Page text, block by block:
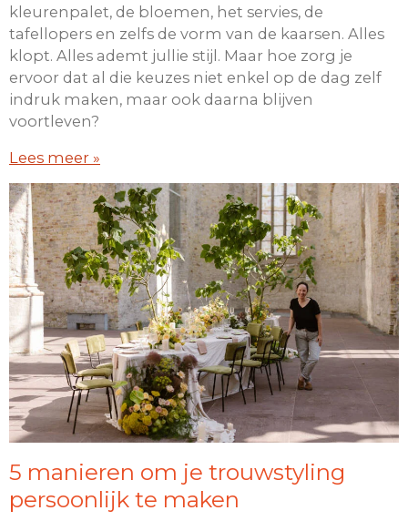
kleurenpalet, de bloemen, het servies, de
tafellopers en zelfs de vorm van de kaarsen. Alles
klopt. Alles ademt jullie stijl. Maar hoe zorg je
ervoor dat al die keuzes niet enkel op de dag zelf
indruk maken, maar ook daarna blijven
voortleven?
Lees meer »
5 manieren om je trouwstyling
persoonlijk te maken